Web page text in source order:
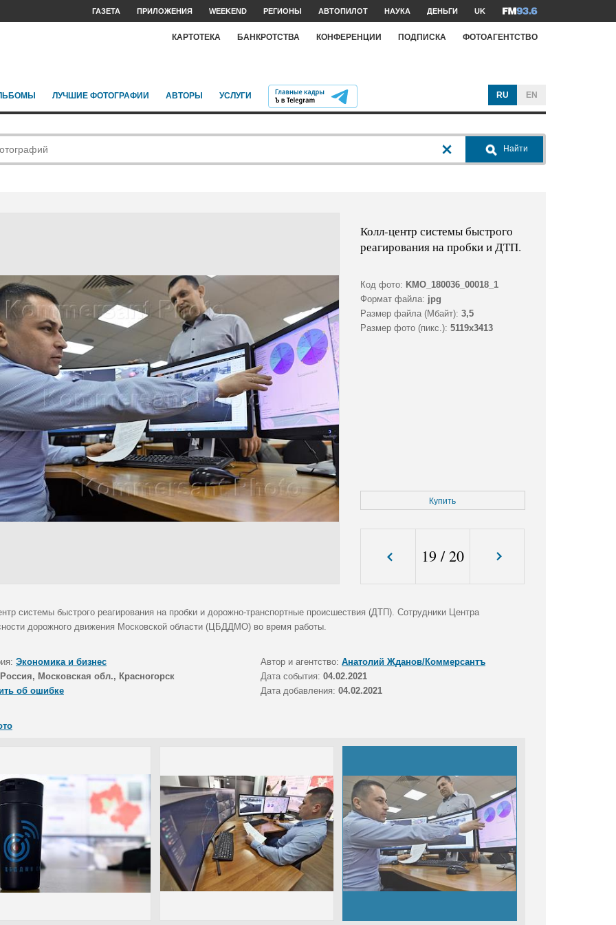
ГАЗЕТА ПРИЛОЖЕНИЯ WEEKEND РЕГИОНЫ АВТОПИЛОТ НАУКА ДЕНЬГИ UK
КАРТОТЕКА БАНКРОТСТВА КОНФЕРЕНЦИИ ПОДПИСКА ФОТОАГЕНТСТВО
ЛУЧШИЕ ФОТОГРАФИИ АВТОРЫ УСЛУГИ RU EN
Найти
Колл-центр системы быстрого
реагирования на пробки и ДТП.
Код фото: KMO_180036_00018_1
Формат файла: jpg
Размер файла (Мбайт): 3,5
Размер фото (пикс.): 5119x3413
Купить
19 /20
системы быстрого реагирования на пробки и дорожно-транспортные происшествия (ДТП). Сотрудники Центра
дорожного движения Московской области (ЦБДДМО) во время работы.
Экономика и бизнес Автор и агентство: Анатолий Жданов/Коммерсантъ
Россия, Московская обл., Красногорск Дата события: 04.02.2021
об ошибке
Дата добавления: 04.02.2021